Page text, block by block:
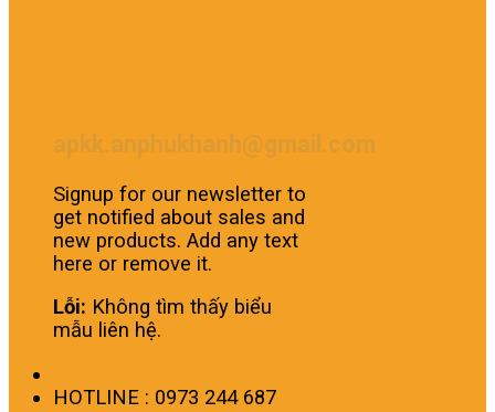
Signup for our newsletter to
get notified about sales and
new products. Add any text
here or remove it.
Lỗi: Không tìm thấy biểu
mẫu liên hệ.
HOTLINE : 0973 244 687